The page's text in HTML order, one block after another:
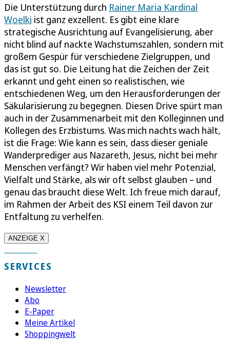
Die Unterstützung durch Rainer Maria Kardinal
Woelki ist ganz exzellent. Es gibt eine klare
strategische Ausrichtung auf Evangelisierung, aber
nicht blind auf nackte Wachstumszahlen, sondern mit
großem Gespür für verschiedene Zielgruppen, und
das ist gut so. Die Leitung hat die Zeichen der Zeit
erkannt und geht einen so realistischen, wie
entschiedenen Weg, um den Herausforderungen der
Säkularisierung zu begegnen. Diesen Drive spürt man
auch in der Zusammenarbeit mit den Kolleginnen und
Kollegen des Erzbistums. Was mich nachts wach hält,
ist die Frage: Wie kann es sein, dass dieser geniale
Wanderprediger aus Nazareth, Jesus, nicht bei mehr
Menschen verfängt? Wir haben viel mehr Potenzial,
Vielfalt und Stärke, als wir oft selbst glauben – und
genau das braucht diese Welt. Ich freue mich darauf,
im Rahmen der Arbeit des KSI einem Teil davon zur
Entfaltung zu verhelfen.
ANZEIGE X
SERVICES
Newsletter
Abo
E-Paper
Meine Artikel
Shoppingwelt